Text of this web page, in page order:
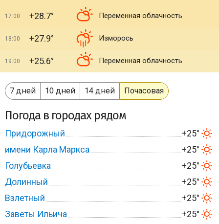
17:00 +28.7° Переменная облачность
18:00 +27.9° Изморось
19:00 +25.6° Переменная облачность
7 дней 10 дней 14 дней Почасовая
Погода в городах рядом
Придорожный
+25°
имени Карла Маркса
+25°
Голубьевка
+25°
Долинный
+25°
Взлетный
+25°
Заветы Ильича
+25°